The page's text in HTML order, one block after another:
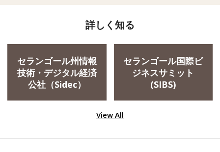
詳しく知る
セランゴール州情報
技術・デジタル経済
公社（Sidec）
セランゴール国際ビ
ジネスサミット
(SIBS)
View All